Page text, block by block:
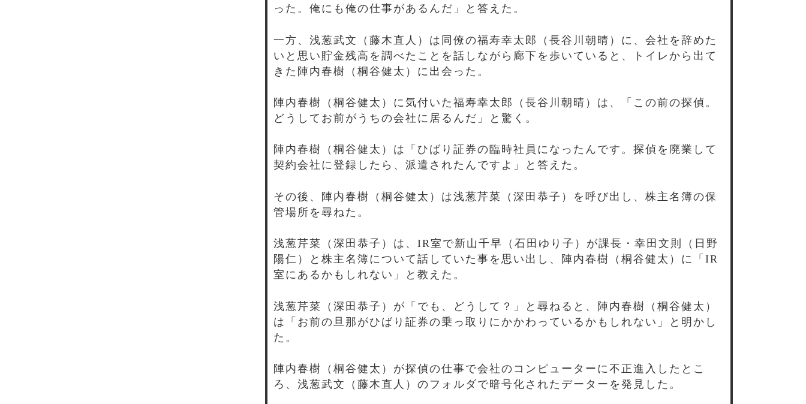
った。俺にも俺の仕事があるんだ」と答えた。
一方、浅葱武文（藤木直人）は同僚の福寿幸太郎（長谷川朝晴）に、会社を辞めた
いと思い貯金残高を調べたことを話しながら廊下を歩いていると、トイレから出て
きた陣内春樹（桐谷健太）に出会った。
陣内春樹（桐谷健太）に気付いた福寿幸太郎（長谷川朝晴）は、「この前の探偵。
どうしてお前がうちの会社に居るんだ」と驚く。
陣内春樹（桐谷健太）は「ひばり証券の臨時社員になったんです。探偵を廃業して
契約会社に登録したら、派遣されたんですよ」と答えた。
その後、陣内春樹（桐谷健太）は浅葱芹菜（深田恭子）を呼び出し、株主名簿の保
管場所を尋ねた。
浅葱芹菜（深田恭子）は、IR室で新山千早（石田ゆり子）が課長・幸田文則（日野
陽仁）と株主名簿について話していた事を思い出し、陣内春樹（桐谷健太）に「IR
室にあるかもしれない」と教えた。
浅葱芹菜（深田恭子）が「でも、どうして？」と尋ねると、陣内春樹（桐谷健太）
は「お前の旦那がひばり証券の乗っ取りにかかわっているかもしれない」と明かし
た。
陣内春樹（桐谷健太）が探偵の仕事で会社のコンピューターに不正進入したとこ
ろ、浅葱武文（藤木直人）のフォルダで暗号化されたデーターを発見した。